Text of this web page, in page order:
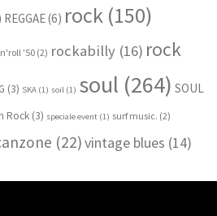
REGGAE(6) rock (150)
'50(2) rockabilly (16) rock
(3) SKA (1) soil (1) soul (264) SOUL
Rock (3) speciale event (1) surf music. (2)
(22)vintage blues (14)